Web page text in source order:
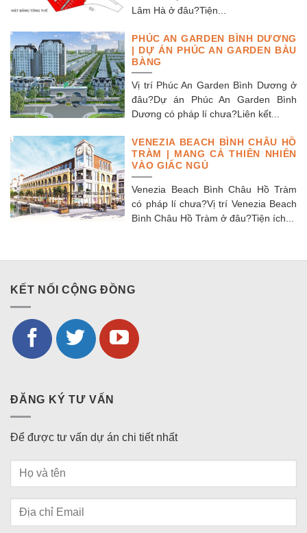
Lâm Hà ở đâu?Tiện...
PHÚC AN GARDEN BÌNH DƯƠNG
| DỰ ÁN PHÚC AN GARDEN BÀU
BÀNG
Vị trí Phúc An Garden Bình Dương ở
đâu?Dự án Phúc An Garden Bình
Dương có pháp lí chưa?Liên kết...
VENEZIA BEACH BÌNH CHÂU HỒ
TRÀM | MANG CẢ THIÊN NHIÊN
VÀO GIẤC NGỦ
Venezia Beach Bình Châu Hồ Tràm
có pháp lí chưa?Vị trí Venezia Beach
Bình Châu Hồ Tràm ở đâu?Tiện ích...
KẾT NỐI CỘNG ĐỒNG
ĐĂNG KÝ TƯ VẤN
Để được tư vấn dự án chi tiết nhất